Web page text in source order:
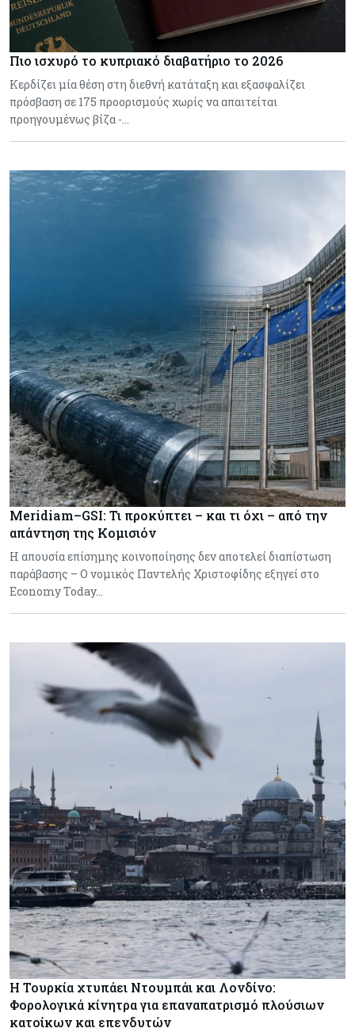
Πιο ισχυρό το κυπριακό διαβατήριο το 2026
Κερδίζει μία θέση στη διεθνή κατάταξη και εξασφαλίζει
πρόσβαση σε 175 προορισμούς χωρίς να απαιτείται
προηγουμένως βίζα -…
Meridiam–GSI: Τι προκύπτει – και τι όχι – από την
απάντηση της Κομισιόν
Η απουσία επίσημης κοινοποίησης δεν αποτελεί διαπίστωση
παράβασης – Ο νομικός Παντελής Χριστοφίδης εξηγεί στο
Economy Today…
Η Τουρκία χτυπάει Ντουμπάι και Λονδίνο:
Φορολογικά κίνητρα για επαναπατρισμό πλούσιων
κατοίκων και επενδυτών